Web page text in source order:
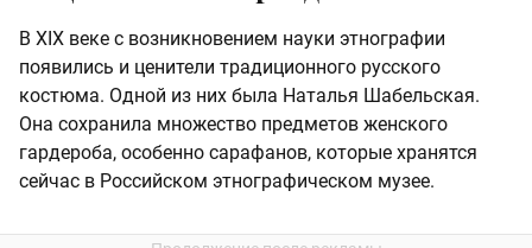
В XIX веке с возникновением науки этнографии
появились и ценители традиционного русского
костюма. Одной из них была Наталья Шабельская.
Она сохранила множество предметов женского
гардероба, особенно сарафанов, которые хранятся
сейчас в Российском этнографическом музее.